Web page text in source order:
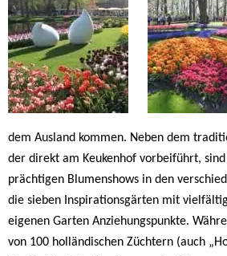
dem Ausland kommen. Neben dem
der direkt am Keukenhof vorbeiführt,
prächtigen Blumenshows in den
die sieben Inspirationsgärten mit
eigenen Garten Anziehungspunkte.
von 100 holländischen Züchtern (auch